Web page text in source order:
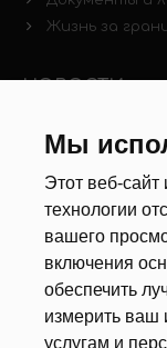
Мы
Этот веб-
технологии
вашего
включения
обеспечить
измерить ваш
услугам и
Жизнь за
НОВОСТИ
Новости
Анкета
Калькулятор
Документы